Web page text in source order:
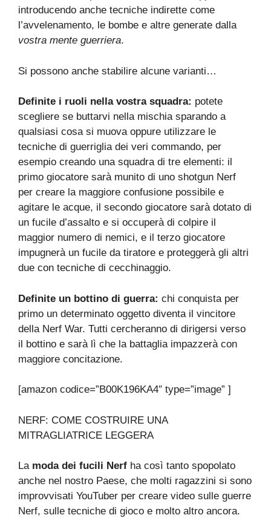
introducendo anche tecniche indirette come
l’avvelenamento, le bombe e altre generate dalla
vostra mente guerriera.
Si possono anche stabilire alcune varianti…
Definite i ruoli nella vostra squadra: potete
scegliere se buttarvi nella mischia sparando a
qualsiasi cosa si muova oppure utilizzare le
tecniche di guerriglia dei veri commando, per
esempio creando una squadra di tre elementi: il
primo giocatore sarà munito di uno shotgun Nerf
per creare la maggiore confusione possibile e
agitare le acque, il secondo giocatore sarà dotato di
un fucile d’assalto e si occuperà di colpire il
maggior numero di nemici, e il terzo giocatore
impugnerà un fucile da tiratore e proteggerà gli altri
due con tecniche di cecchinaggio.
Definite un bottino di guerra: chi conquista per
primo un determinato oggetto diventa il vincitore
della Nerf War. Tutti cercheranno di dirigersi verso
il bottino e sarà lì che la battaglia impazzerà con
maggiore concitazione.
[amazon codice=”B00K196KA4″ type=”image” ]
NERF: COME COSTRUIRE UNA
MITRAGLIATRICE LEGGERA
La moda dei fucili Nerf ha così tanto spopolato
anche nel nostro Paese, che molti ragazzini si sono
improvvisati YouTuber per creare video sulle guerre
Nerf, sulle tecniche di gioco e molto altro ancora.